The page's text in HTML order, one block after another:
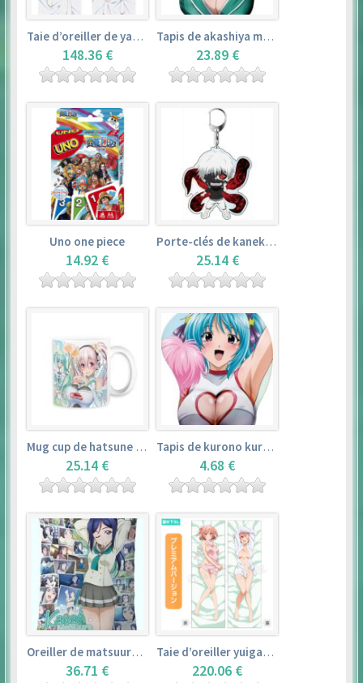
Taie d’oreiller de yamada elf – eromanga sensei
148.36 €
Tapis de akashiya moka – rosario + vampire
23.89 €
Uno one piece
14.92 €
Porte-clés de kaneki ken – tokyo ghoul
25.14 €
Mug cup de hatsune miku & super sonico – vocaloid
25.14 €
Tapis de kurono kurumu – rosario + vampire
4.68 €
Oreiller de matsuura kanan (35cm×53cm) – love live! sunshine!!
36.71 €
Taie d’oreiller yuigahama yui (50cm×150cm) – yahari ore no seishun love comedy wa machigatteiru. zoku
220.06 €